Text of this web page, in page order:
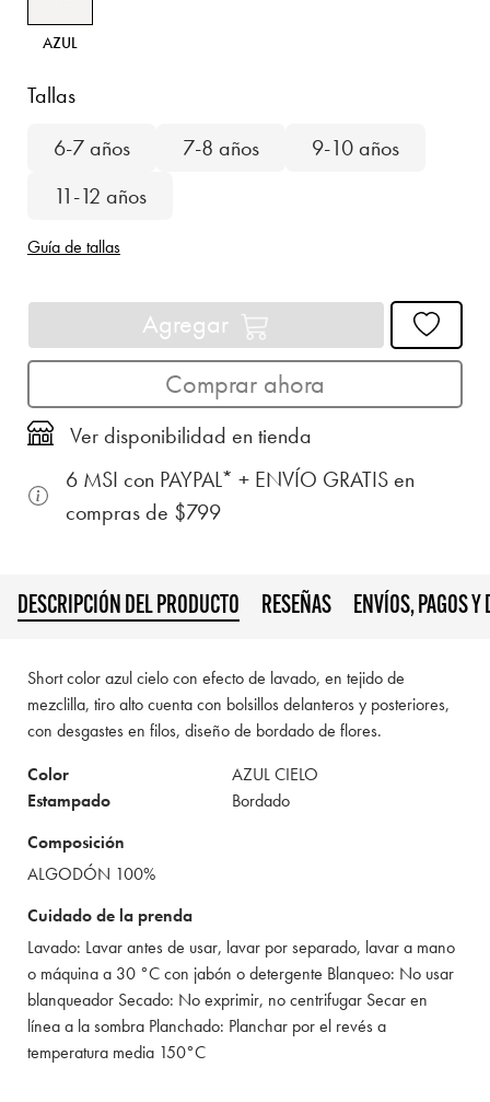
AZUL
Tallas
6-7 años
7-8 años
9-10 años
11-12 años
Guía de tallas
Agregar
Comprar ahora
Ver disponibilidad en tienda
6 MSI con PAYPAL* + ENVÍO GRATIS en
compras de $799
DESCRIPCIÓN DEL PRODUCTO RESEÑAS ENVÍOS, PAGOS Y
Short color azul cielo con efecto de lavado, en tejido de
mezclilla, tiro alto cuenta con bolsillos delanteros y posteriores,
con desgastes en filos, diseño de bordado de flores.
Color
AZUL CIELO
Estampado
Bordado
Composición
ALGODÓN 100%
Cuidado de la prenda
Lavado: Lavar antes de usar, lavar por separado, lavar a mano
o máquina a 30 °C con jabón o detergente Blanqueo: No usar
blanqueador Secado: No exprimir, no centrifugar Secar en
línea a la sombra Planchado: Planchar por el revés a
temperatura media 150°C